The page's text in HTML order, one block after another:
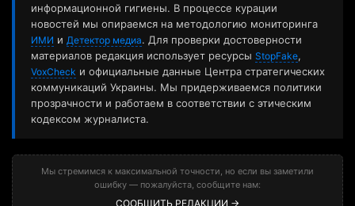
информационной гигиены. В процессе курации
новостей мы опираемся на методологию мониторинга
ИМИ и Детектор медиа. Для проверки достоверности
материалов редакция использует ресурсы StopFake,
VoxCheck и официальные данные Центра стратегических
коммуникаций Украины. Мы придерживаемся политики
прозрачности и работаем в соответствии с этическим
кодексом журналиста.
Мы стремимся к максимальной точности, но если вы заметили
ошибку — пожалуйста, сообщите нам:
СООБЩИТЬ РЕДАКЦИИ →